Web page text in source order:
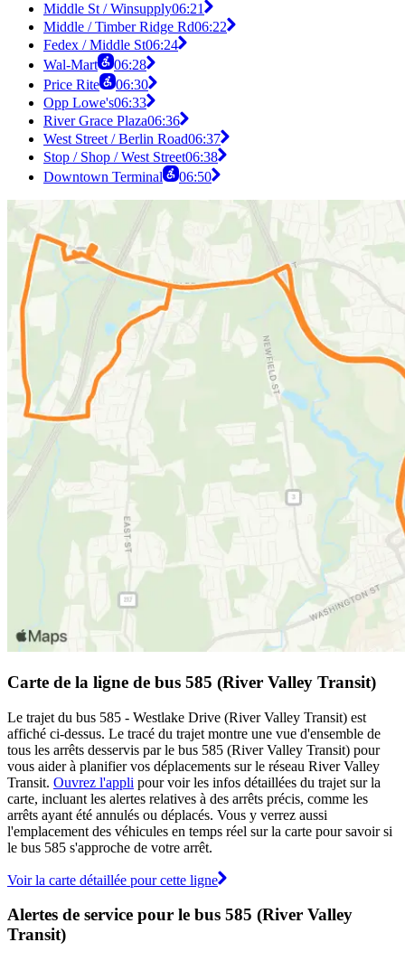
Middle St / Winsupply06:21
Middle / Timber Ridge Rd06:22
Fedex / Middle St06:24
Wal-Mart
06:28
Price Rite
06:30
Opp Lowe's06:33
River Grace Plaza06:36
West Street / Berlin Road06:37
Stop / Shop / West Street06:38
Downtown Terminal
06:50
Carte de la ligne de bus 585 (River Valley Transit)
Le trajet du bus 585 - Westlake Drive (River Valley Transit) est
affiché ci-dessus. Le tracé du trajet montre une vue d'ensemble de
tous les arrêts desservis par le bus 585 (River Valley Transit) pour
vous aider à planifier vos déplacements sur le réseau River Valley
Transit. Ouvrez l'appli pour voir les infos détaillées du trajet sur la
carte, incluant les alertes relatives à des arrêts précis, comme les
arrêts ayant été annulés ou déplacés. Vous y verrez aussi
l'emplacement des véhicules en temps réel sur la carte pour savoir si
le bus 585 s'approche de votre arrêt.
Voir la carte détaillée pour cette ligne
Alertes de service pour le bus 585 (River Valley
Transit)